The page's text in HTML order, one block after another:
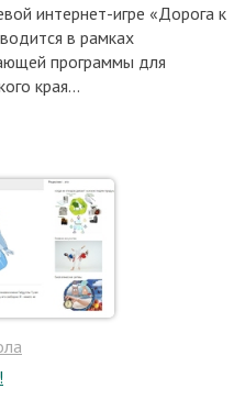
интернет-игре «Дорога к
в рамках
программы для
края...